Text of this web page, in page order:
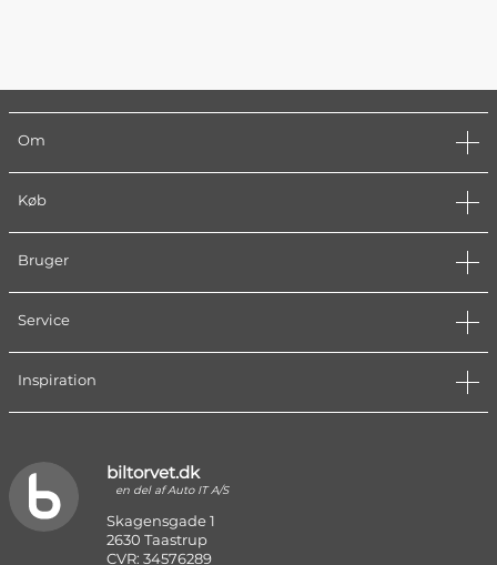
Om
Køb
Bruger
Service
Inspiration
biltorvet.dk
en del af Auto IT A/S
Skagensgade 1
2630 Taastrup
CVR: 34576289